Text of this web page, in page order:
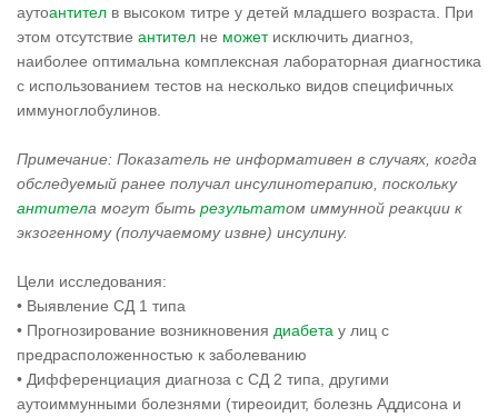
аутоантител в высоком титре у детей младшего возраста. При
этом отсутствие антител не можетисключить диагноз,
наиболее оптимальна комплексная лабораторная диагностика
с использованием тестов на несколько видов специфичных
иммуноглобулинов.
Примечание: Показатель не информативен в случаях, когда
обследуемый ранее получал инсулинотерапию, поскольку
антитела могут быть результатом иммунной реакции к
экзогенному (получаемому извне) инсулину.
Цели исследования:
• Выявление СД 1 типа
• Прогнозирование возникновения диабета у лиц с
предрасположенностью к заболеванию
• Дифференциация диагноза с СД 2 типа, другими
аутоиммунными болезнями (тиреоидит, болезнь Аддисона и